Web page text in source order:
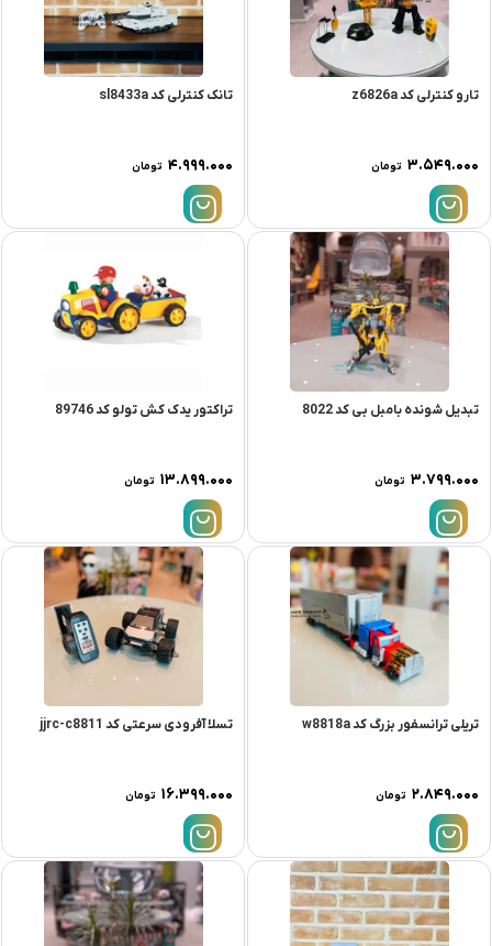
تارو کنترلی کد z6826a
۳.۵۴۹.۰۰۰ تومان
تانک کنترلی کد sl8433a
۴.۹۹۹.۰۰۰ تومان
تبدیل شونده بامبل بی کد 8022
۳.۷۹۹.۰۰۰ تومان
تراکتور یدک کش تولو کد 89746
۱۳.۸۹۹.۰۰۰ تومان
تریلی ترانسفور بزرگ کد w8818a
۲.۸۴۹.۰۰۰ تومان
تسلا آفرودی سرعتی کد jjrc-c8811
۱۶.۳۹۹.۰۰۰ تومان